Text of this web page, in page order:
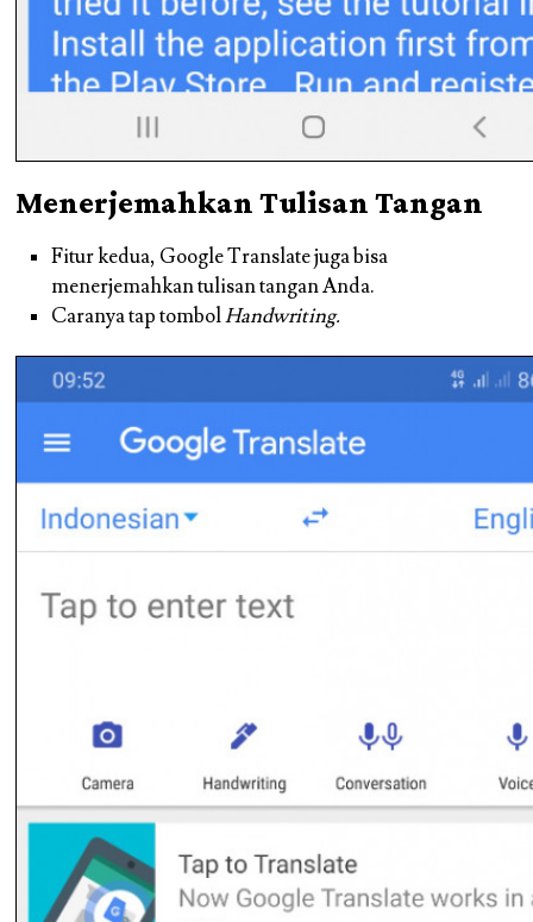
Menerjemahkan Tulisan Tangan
Fitur kedua, Google Translate juga bisa
menerjemahkan tulisan tangan Anda.
Caranya tap tombolHandwriting.